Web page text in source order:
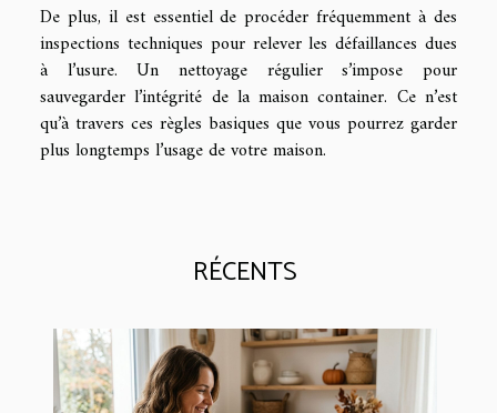
De plus, il est essentiel de procéder fréquemment à des
inspections techniques pour relever les défaillances dues
à l’usure. Un nettoyage régulier s’impose pour
sauvegarder l’intégrité de la maison container. Ce n’est
qu’à travers ces règles basiques que vous pourrez garder
plus longtemps l’usage de votre maison.
RÉCENTS